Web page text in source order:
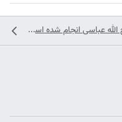
الله عباسیانجام شده است